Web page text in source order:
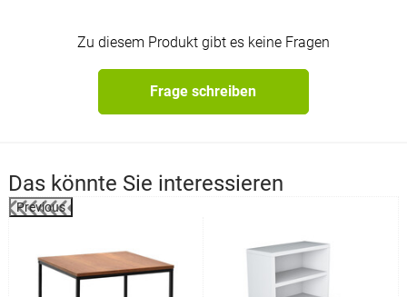
Zu diesem Produkt gibt es keine Fragen
Frage schreiben
Das könnte Sie interessieren
Previous